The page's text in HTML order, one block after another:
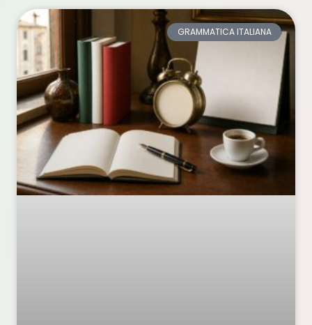
GRAMMATICA ITALIANA